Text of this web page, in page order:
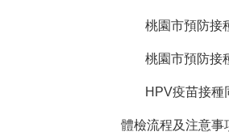
桃園市預防接
桃園市預防接
HPV疫苗接種
體檢流程及注意事